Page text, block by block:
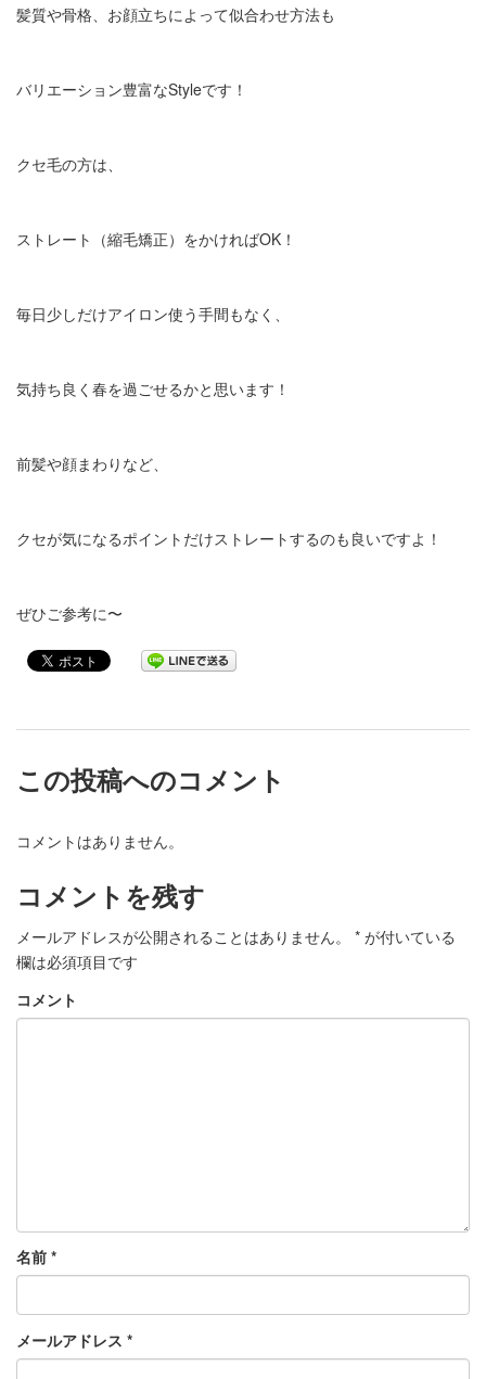
髪質や骨格、お顔立ちによって似合わせ方法も
バリエーション豊富なStyleです！
クセ毛の方は、
ストレート（縮毛矯正）をかければOK！
毎日少しだけアイロン使う手間もなく、
気持ち良く春を過ごせるかと思います！
前髪や顔まわりなど、
クセが気になるポイントだけストレートするのも良いですよ！
ぜひご参考に〜
この投稿へのコメント
コメントはありません。
コメントを残す
メールアドレスが公開されることはありません。 * が付いている
欄は必須項目です
コメント
名前 *
メールアドレス *